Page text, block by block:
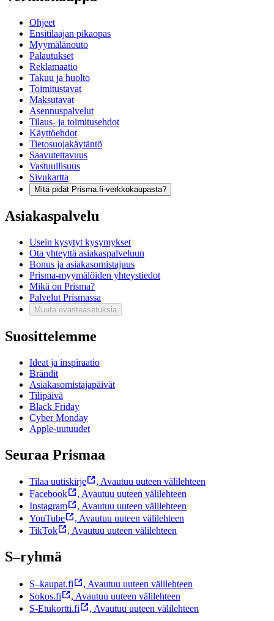
Ohjeet
Ensitilaajan pikaopas
Myymälänouto
Palautukset
Reklamaatio
Takuu ja huolto
Toimitustavat
Maksutavat
Asennuspalvelut
Tilaus- ja toimitusehdot
Käyttöehdot
Tietosuojakäytäntö
Saavutettavuus
Vastuullisuus
Sivukartta
Mitä pidät Prisma.fi-verkkokaupasta?
Asiakaspalvelu
Usein kysytyt kysymykset
Ota yhteyttä asiakaspalveluun
Bonus ja asiakasomistajuus
Prisma-myymälöiden yhteystiedot
Mikä on Prisma?
Palvelut Prismassa
Muuta evästeasetuksia
Suosittelemme
Ideat ja inspiraatio
Brändit
Asiakasomistajapäivät
Tilipäivä
Black Friday
Cyber Monday
Apple-uutuudet
Seuraa Prismaa
Tilaa uutiskirje , Avautuu uuteen välilehteen
Facebook
, Avautuu uuteen välilehteen
Instagram
, Avautuu uuteen välilehteen
YouTube
, Avautuu uuteen välilehteen
TikTok
, Avautuu uuteen välilehteen
S–ryhmä
S–kaupat.fi , Avautuu uuteen välilehteen
Sokos.fi
, Avautuu uuteen välilehteen
S-Etukortti.fi
, Avautuu uuteen välilehteen